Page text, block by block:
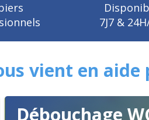
7J7 &
vient en
Débouchage